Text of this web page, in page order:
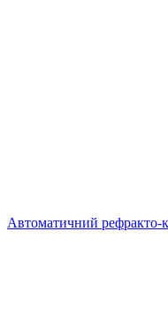
Автоматичний рефракто-